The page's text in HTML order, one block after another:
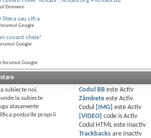
Domenii
litera sau cifra
Google
cuvant cheie!
Google
forumul Google
subiecte noi.
la subiecte
ataşamente
posturile proprii
Codul BBeste Activ
Zâmbeteeste Activ
Codul
[IMG] este Activ
[VIDEO]
code is Activ
Codul HTML este
Inactiv
Trackbacksare
Inactiv